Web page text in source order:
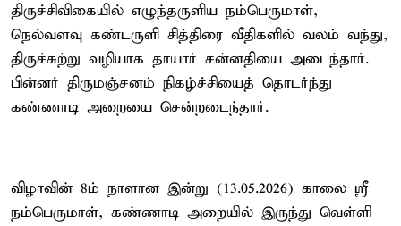
திருச்சிவிகையில் எழுந்தருளிய நம்பெருமாள்,
நெல்வளவு கண்டருளி சித்திரை வீதிகளில் வலம் வந்து,
திருச்சுற்று வழியாக தாயார் சன்னதியை அடைந்தார்.
பின்னர் திருமஞ்சனம் நிகழ்ச்சியைத் தொடர்ந்து
கண்ணாடி அறையை சென்றடைந்தார்.
விழாவின் 8ம் நாளான இன்று (13.05.2026) காலை ஸ்ரீ
நம்பெருமாள், கண்ணாடி அறையில் இருந்து வெள்ளி